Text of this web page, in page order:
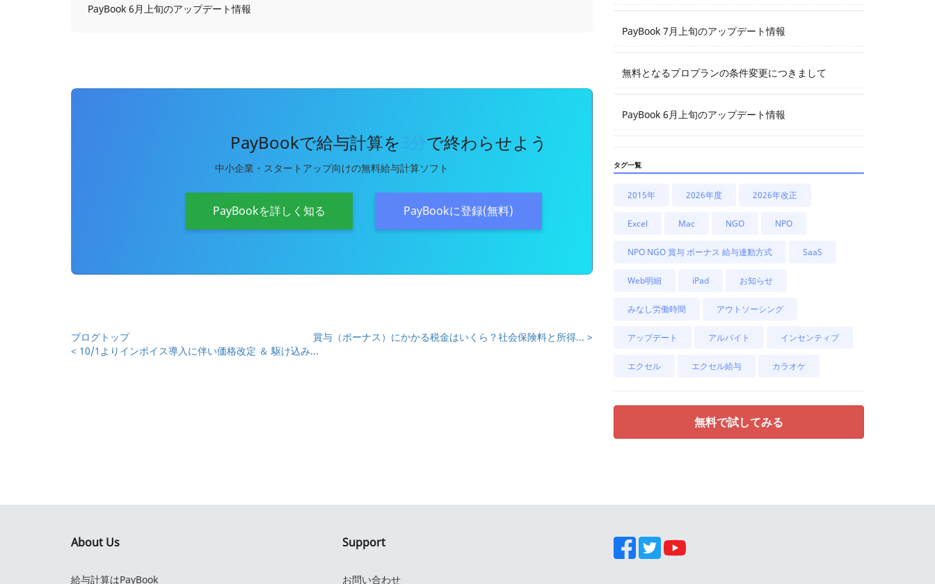
PayBook 6月上旬のアップデート情報
PayBookで給与計算を で終わらせよう
中小企業・スタートアップ向けの無料給与計算ソフト
PayBookを詳しく知る PayBookに登録(無料)
賞与（ボーナス）にかかる税金はいくら？社会保険料と所得... >
ブログトップ
< 10/1よりインボイス導入に伴い価格改定 ＆ 駆け込み...
PayBook 7月上旬のアップデート情報
無料となるプロプランの条件変更につきまして
PayBook 6月上旬のアップデート情報
タグ一覧
2015年 2026年度 2026年改正
Excel Mac NGO NPO
NPO NGO 賞与 ボーナス 給与連動方式 SaaS
Web明細 iPad お知らせ
みなし労働時間 アウトソーシング
アップデート アルバイト インセンティブ
エクセル エクセル給与 カラオケ
無料で試してみる
About Us
給与計算はPayBook
Support
お問い合わせ